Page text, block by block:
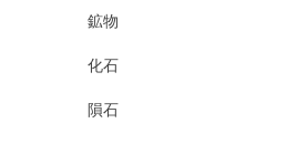
鉱物
化石
隕石